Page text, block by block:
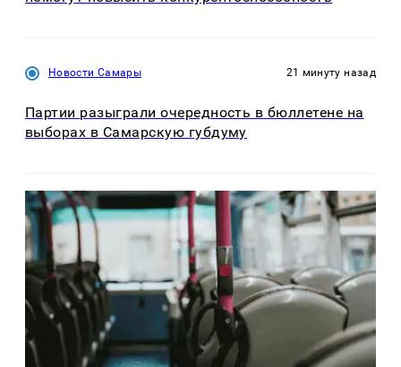
Новости Самары 21 минуту назад
Партии разыграли очередность в бюллетене на
выборах в Самарскую губдуму